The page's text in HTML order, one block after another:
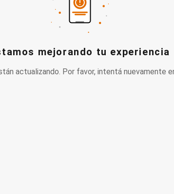
mejorando tu experiencia
actualizando. Por favor, intentá nuevamente